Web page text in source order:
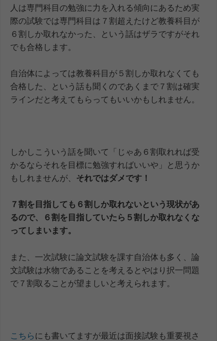
人は専門科目の勉強に力を入れる傾向にあるため実
際の試験では専門科目は７割超えたけど教養科目が
６割しか取れなかった、という話はザラですがそれ
でも合格します。
自治体によっては教養科目が５割しか取れなくても
合格した、という話も聞くのであくまで７割は確実
ラインだと考えてもらってもいいかもしれません。
しかしこういう話を聞いて「じゃあ６割取れれば受
かるならそれを目標に勉強すればいいや」と思うか
もしれませんが、 それではダメです！
７割を目指しても６割しか取れないという現状があ
るので、６割を目指していたら５割しか取れなくな
ってしまいます。
また、一次試験に論文試験を課す自治体も多く、論
文試験は水物であることを考えるとやはり択一問題
で７割取ることが望ましいと考えられます。
こちらにも書いてますが最近は面接試験も重要視さ